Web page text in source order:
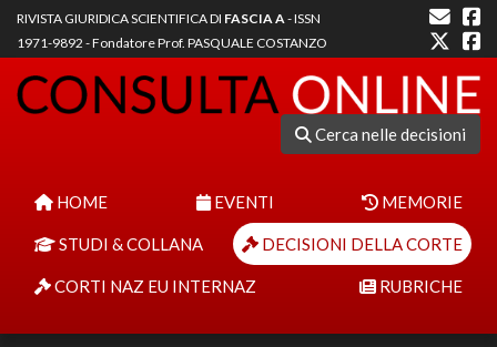
RIVISTA GIURIDICA SCIENTIFICA DI FASCIA A- ISSN
1971-9892 - Fondatore Prof. PASQUALE COSTANZO
Cerca nelle decisioni
HOME EVENTI MEMORIE
STUDI & COLLANA DECISIONI DELLA CORTE
CORTI NAZ EU INTERNAZ RUBRICHE